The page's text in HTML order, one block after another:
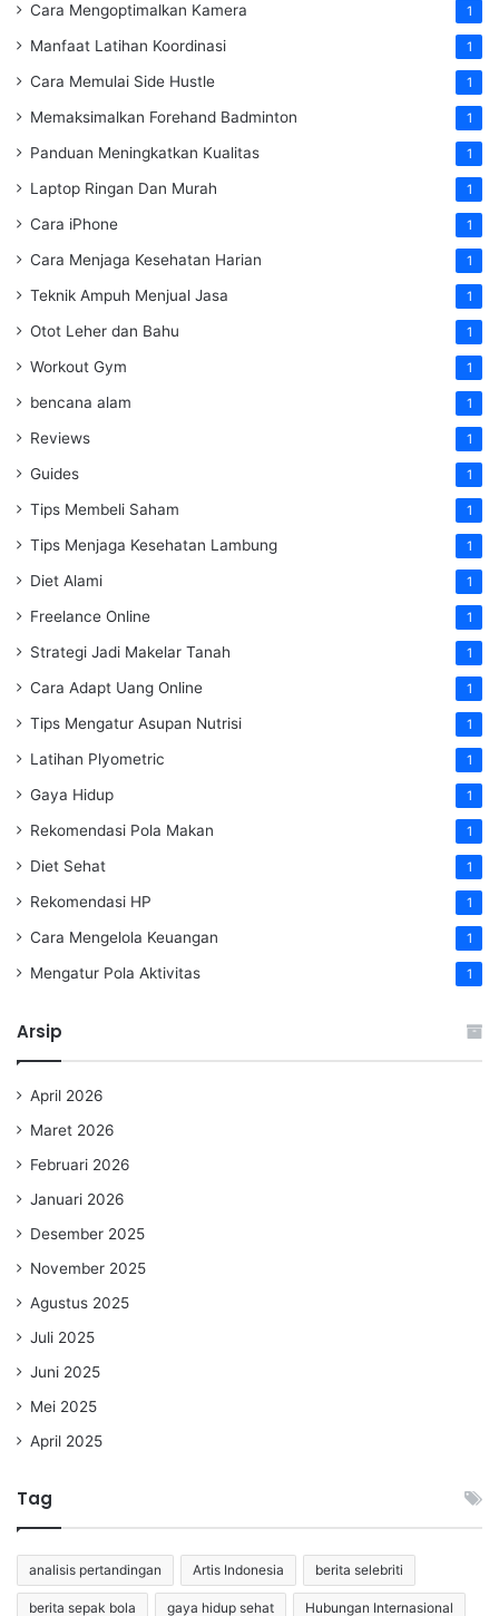
Cara Mengoptimalkan Kamera 1
Manfaat Latihan Koordinasi 1
Cara Memulai Side Hustle 1
Memaksimalkan Forehand Badminton 1
Panduan Meningkatkan Kualitas 1
Laptop Ringan Dan Murah 1
Cara iPhone 1
Cara Menjaga Kesehatan Harian 1
Teknik Ampuh Menjual Jasa 1
Otot Leher dan Bahu 1
Workout Gym 1
bencana alam 1
Reviews 1
Guides 1
Tips Membeli Saham 1
Tips Menjaga Kesehatan Lambung 1
Diet Alami 1
Freelance Online 1
Strategi Jadi Makelar Tanah 1
Cara Adapt Uang Online 1
Tips Mengatur Asupan Nutrisi 1
Latihan Plyometric 1
Gaya Hidup 1
Rekomendasi Pola Makan 1
Diet Sehat 1
Rekomendasi HP 1
Cara Mengelola Keuangan 1
Mengatur Pola Aktivitas 1
Arsip
April 2026
Maret 2026
Februari 2026
Januari 2026
Desember 2025
November 2025
Agustus 2025
Juli 2025
Juni 2025
Mei 2025
April 2025
Tag
analisis pertandingan Artis Indonesia berita selebriti
berita sepak bola gaya hidup sehat Hubungan Internasional